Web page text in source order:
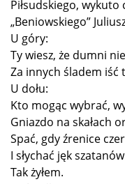
Piłsudskiego, wykuto
„Beniowskiego”
U góry:
Ty wiesz, że dumni
Za innych śladem iść
U dołu:
Kto mogąc wybrać,
Gniazdo na skałach
Spać, gdy źrenice
I słychać jęk
Tak żyłem.